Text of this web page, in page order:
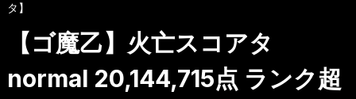
タ】
【ゴ魔乙】火亡スコアタ
normal 20,144,715点 ランク超